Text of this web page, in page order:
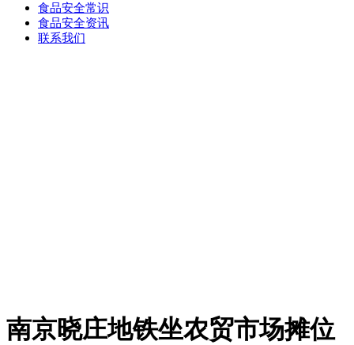
食品安全常识
食品安全资讯
联系我们
南京晓庄地铁坐农贸市场摊位